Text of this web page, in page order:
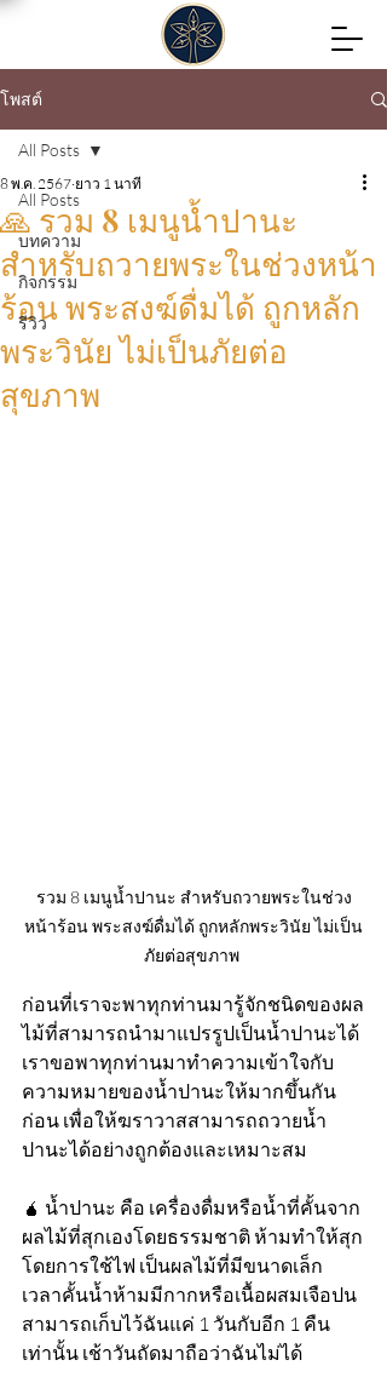
โพสต์
All Posts
บทความ
กิจกรรม
รีวิว
All Posts
🙏 รวม 8 เมนูน้ำปานะ
สำหรับถวายพระในช่วงหน้า
ร้อน พระสงฆ์ดื่มได้ ถูกหลัก
พระวินัย ไม่เป็นภัยต่อ
สุขภาพ
8 พ.ค. 2567 ยาว 1 นาที
รวม 8 เมนูน้ำปานะ สำหรับถวายพระในช่วง
หน้าร้อน พระสงฆ์ดื่มได้ ถูกหลักพระวินัย ไม่เป็น
ภัยต่อสุขภาพ
ก่อนที่เราจะพาทุกท่านมารู้จักชนิดของผล
ไม้ที่สามารถนำมาแปรรูปเป็นน้ำปานะได้
เราขอพาทุกท่านมาทำความเข้าใจกับ
ความหมายของน้ำปานะให้มากขึ้นกัน
ก่อน เพื่อให้ฆราวาสสามารถถวายน้ำ
ปานะได้อย่างถูกต้องและเหมาะสม
🧉 น้ำปานะ คือ เครื่องดื่มหรือน้ำที่คั้นจาก
ผลไม้ที่สุกเองโดยธรรมชาติ ห้ามทำให้สุก
โดยการใช้ไฟ เป็นผลไม้ที่มีขนาดเล็ก
เวลาคั้นน้ำห้ามมีกากหรือเนื้อผสมเจือปน
สามารถเก็บไว้ฉันแค่ 1 วันกับอีก 1 คืน
เท่านั้น เช้าวันถัดมาถือว่าฉันไม่ได้